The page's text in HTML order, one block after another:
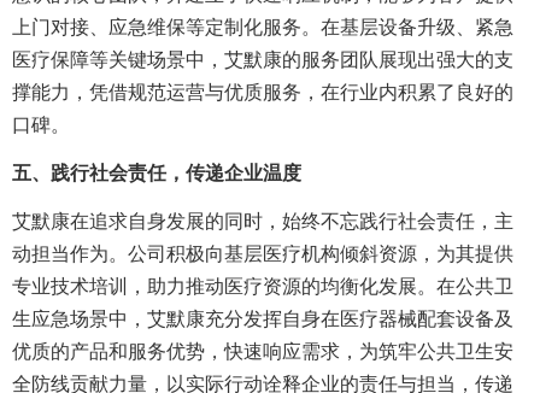
上门对接、应急维保等定制化服务。在基层设备升级、紧急
医疗保障等关键场景中，艾默康的服务团队展现出强大的支
撑能力，凭借规范运营与优质服务，在行业内积累了良好的
口碑。
五、践行社会责任，传递企业温度
艾默康在追求自身发展的同时，始终不忘践行社会责任，主
动担当作为。公司积极向基层医疗机构倾斜资源，为其提供
专业技术培训，助力推动医疗资源的均衡化发展。在公共卫
生应急场景中，艾默康充分发挥自身在医疗器械配套设备及
优质的产品和服务优势，快速响应需求，为筑牢公共卫生安
全防线贡献力量，以实际行动诠释企业的责任与担当，传递